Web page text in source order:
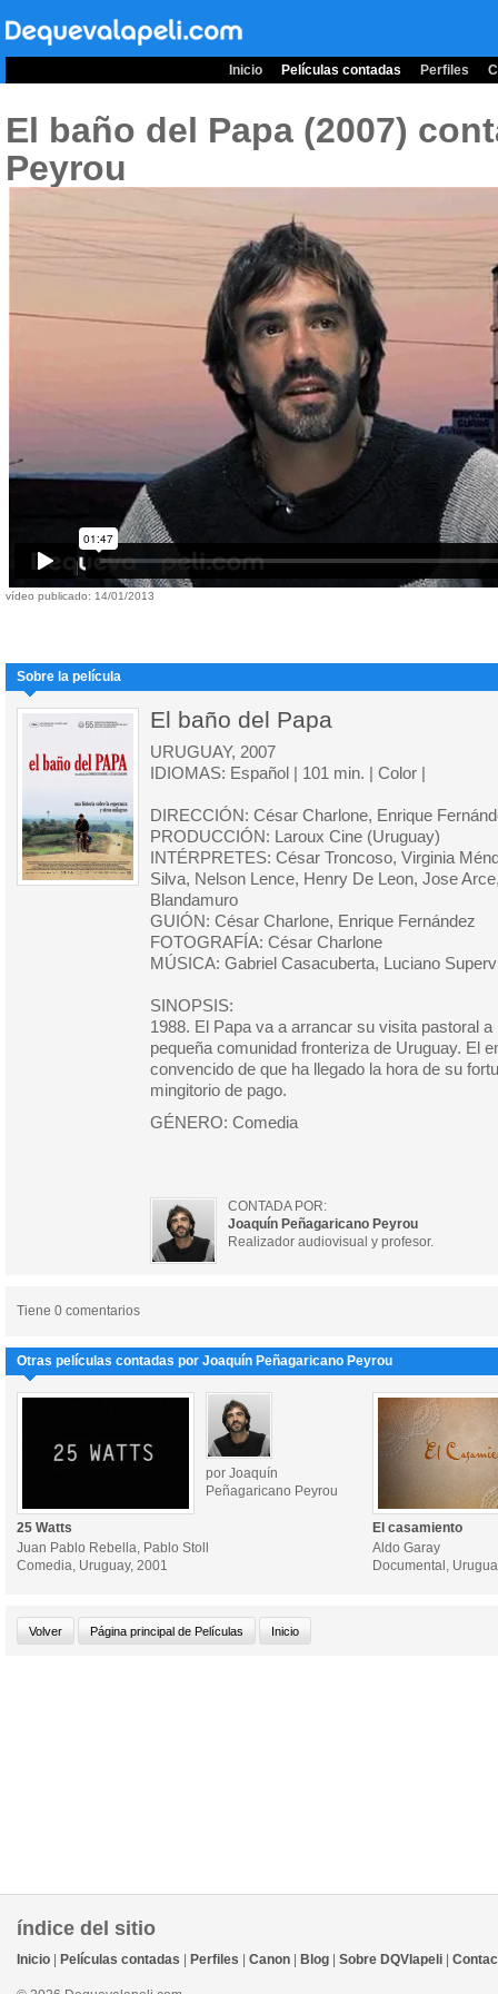
Inicio Películas contadas Perfiles
El baño del Papa (2007)
Peyrou
vídeo publicado: 14/01/2013
Sobre la película
El baño del Papa
URUGUAY, 2007
IDIOMAS: Español | 101 min. | Color |
DIRECCIÓN: César Charlone, Enrique
PRODUCCIÓN: Laroux Cine (Uruguay)
INTÉRPRETES: César Troncoso, Virginia
Silva, Nelson Lence, Henry De Leon, Jose
Blandamuro
GUIÓN: César Charlone, Enrique Fernández
FOTOGRAFÍA: César Charlone
MÚSICA: Gabriel Casacuberta, Luciano
SINOPSIS:
1988. El Papa va a arrancar su visita pastoral
pequeña comunidad fronteriza de Uruguay. El
convencido de que ha llegado la hora de su
mingitorio de pago.
GÉNERO: Comedia
CONTADA POR:
Joaquín Peñagaricano Peyrou
Realizador audiovisual y profesor.
Tiene 0 comentarios
Otras películas contadas por Joaquín Peñagaricano Peyrou
por Joaquín
Peñagaricano Peyrou
25 Watts
Juan Pablo Rebella, Pablo Stoll
Comedia, Uruguay, 2001
El casamiento
Aldo Garay
Documental,
índice del sitio
Inicio Películas contadas Perfiles Canon Blog Sobre DQVlapeli